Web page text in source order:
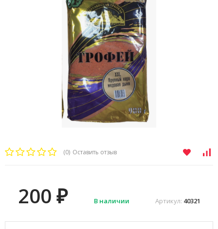
(0) Оставить отзыв
Артикул: 40321
В наличии
200 ₽